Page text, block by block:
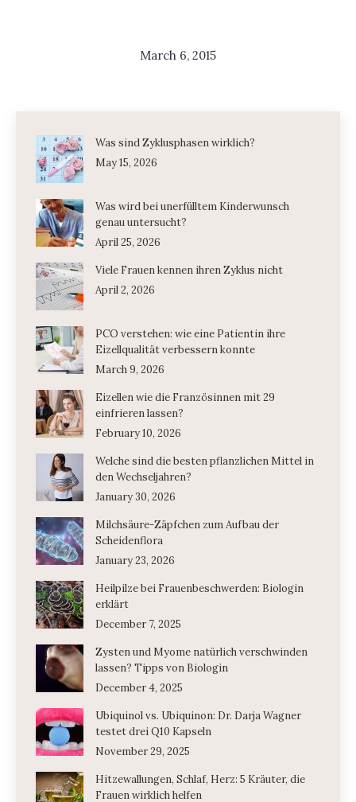
March 6, 2015
Was sind Zyklusphasen wirklich?
May 15, 2026
Was wird bei unerfülltem Kinderwunsch
genau untersucht?
April 25, 2026
Viele Frauen kennen ihren Zyklus nicht
April 2, 2026
PCO verstehen: wie eine Patientin ihre
Eizellqualität verbessern konnte
March 9, 2026
Eizellen wie die Französinnen mit 29
einfrieren lassen?
February 10, 2026
Welche sind die besten pflanzlichen Mittel in
den Wechseljahren?
January 30, 2026
Milchsäure-Zäpfchen zum Aufbau der
Scheidenflora
January 23, 2026
Heilpilze bei Frauenbeschwerden: Biologin
erklärt
December 7, 2025
Zysten und Myome natürlich verschwinden
lassen? Tipps von Biologin
December 4, 2025
Ubiquinol vs. Ubiquinon: Dr. Darja Wagner
testet drei Q10 Kapseln
November 29, 2025
Hitzewallungen, Schlaf, Herz: 5 Kräuter, die
Frauen wirklich helfen